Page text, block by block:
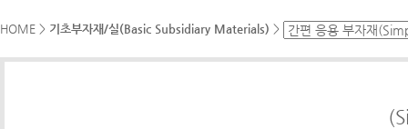
HOME > 기초부자재/실(Basic Subsidiary Materials) >